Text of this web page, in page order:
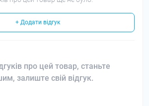
+ Додати відгук
про цей товар, станьте
залиште свій відгук.